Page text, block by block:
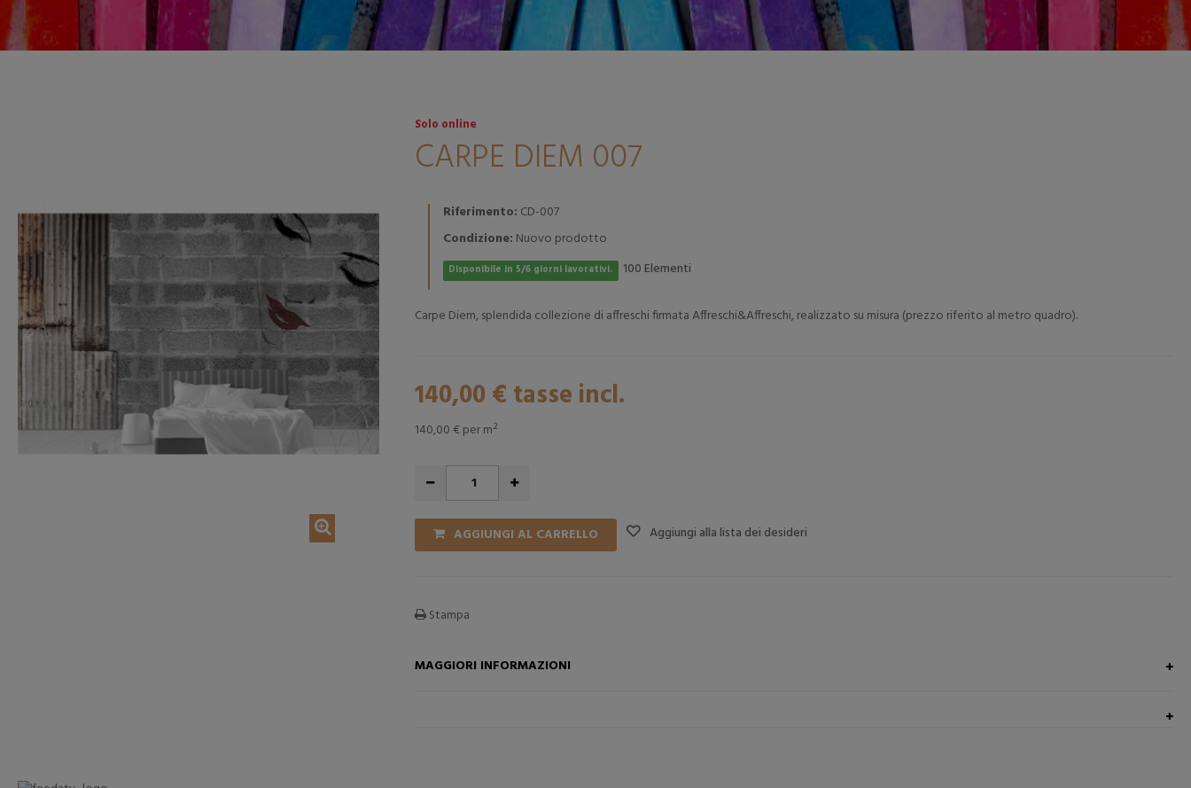
Solo online
CARPE DIEM 007
Riferimento: CD-007
Condizione: Nuovo prodotto
Disponibile in 5/6 giorni lavorativi. 100 Elementi
Carpe Diem, splendida collezione di affreschi firmata Affreschi&Affreschi, realizzato su misura (prezzo riferito al metro quadro).
140,00 € tasse incl.
140,00 € per m²
AGGIUNGI AL CARRELLO Aggiungi alla lista dei desideri
Stampa
MAGGIORI INFORMAZIONI